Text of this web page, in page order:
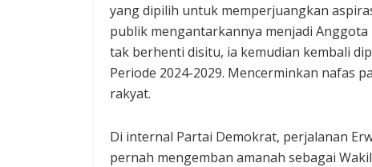
yang dipilih untuk memperjuangkan
publik mengantarkannya menjadi
tak berhenti disitu, ia kemudian kembali
Periode 2024-2029. Mencerminkan nafas
rakyat.
Di internal Partai Demokrat, perjalanan
pernah mengemban amanah sebagai